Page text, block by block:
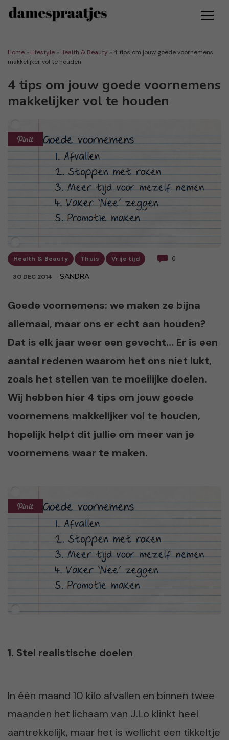
Home » Lifestyle » Health & Beauty »4 tips om jouw goede voornemens
makkelijker vol te houden
4 tips om jouw goede voornemens
makkelijker vol te houden
Health & Beauty Thuis Vrije tijd 0
30 DEC 2014 SANDRA
Goede voornemens: we maken ze bijna
allemaal, maar ons er echt aan houden?
Dat is elk jaar weer een gevecht… Er is een
aantal redenen waarom het ons niet lukt,
zoals het stellen van te moeilijke doelen.
Wij hebben hier 4 tips om jouw goede
voornemens makkelijker vol te houden,
hopelijk helpt dit jullie om meer van je
voornemens waar te maken.
1. Stel realistische doelen
In één maand 10 kilo afvallen en binnen twee
maanden het lichaam van J.Lo klinkt heel
aantrekkelijk, maar het is wellicht een tikkeltje